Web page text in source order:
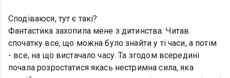
Сподіваюся, тут є такі?
Фантастика захопила мене з дитинства. Читав
спочатку все, що можна було знайти у ті часи, а потім
- все, на що вистачало часу. Та згодом всередині
почала розростатися якась нестримна сила, яка